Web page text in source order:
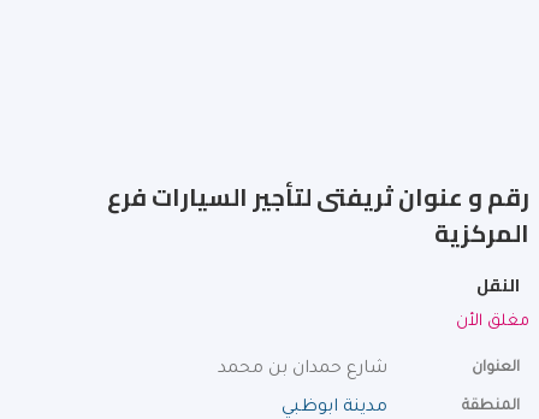
رقم و عنوان ثريفتى لتأجير السيارات فرع
المركزية
النقل
مغلق الأن
العنوان شارع حمدان بن محمد
المنطقة مدينة ابوظبي